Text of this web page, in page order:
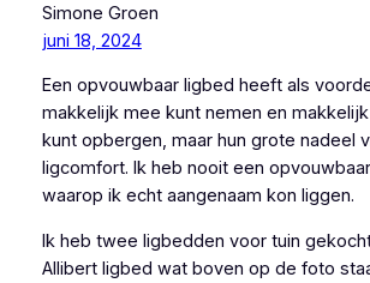
Simone Groen
juni 18, 2024
Een opvouwbaar ligbed heeft als
makkelijk mee kunt nemen en
kunt opbergen, maar hun grote nadeel
ligcomfort. Ik heb nooit een
waarop ik echt aangenaam kon liggen.
Ik heb twee ligbedden voor tuin
Allibert ligbed wat boven op de foto